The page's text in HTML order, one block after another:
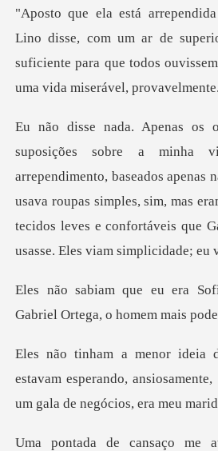
com um ar de
suficiente para que todo
ento, baseados apenas
usava roupas simples, sim, mas
tec
Gabriel Orteg
estavam esperando,